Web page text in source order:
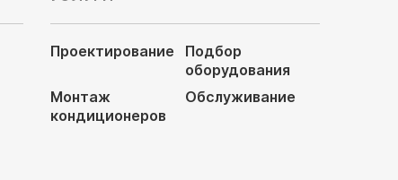
Проектирование
Подбор
оборудования
Монтаж
кондиционеров
Обслуживание